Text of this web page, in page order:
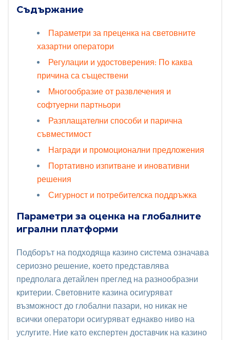
Съдържание
Параметри за преценка на световните
хазартни оператори
Регулации и удостоверения: По каква
причина са съществени
Многообразие от развлечения и
софтуерни партньори
Разплащателни способи и парична
съвместимост
Награди и промоционални предложения
Портативно изпитване и иновативни
решения
Сигурност и потребителска поддръжка
Параметри за оценка на глобалните
игрални платформи
Подборът на подходящa казино система означава
сериозно решение, което представлява
предполага детайлен преглед на разнообразни
критерии. Световните казина осигуряват
възможност до глобални пазари, но никак не
всички оператори осигуряват еднакво ниво на
услугите. Ние като експертен доставчик на казино